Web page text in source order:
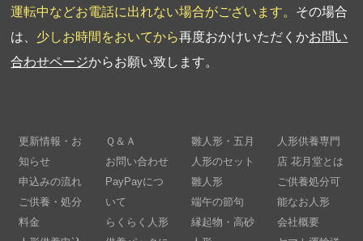
運転中などお電話に出れない場合がございます。 その場合
は、 少しお時間をおいてから再度おかけいただくかお問い
合わせページからお願い致します。
更新情報・お
知らせ
申込みの流れ
ご供養・処分
料金
Ｑ＆Ａ
お問い合わせ
PayPayにつ
いて
らくらく人形
雛人形・五月
人形のセット
雛人形
端午の節句
縁起物・高砂
人形供養専門
店 花月堂とは
ご供養処分可
能なお人形
会社概要